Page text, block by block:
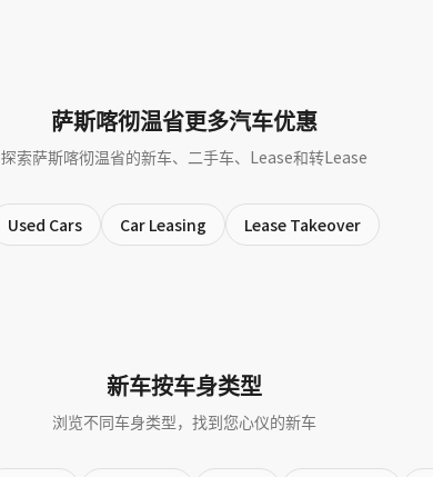
萨斯喀彻温省更多汽车优惠
探索萨斯喀彻温省的新车、二手车、Lease和转Lease
Used Cars Car Leasing Lease Takeover
新车按车身类型
浏览不同车身类型，找到您心仪的新车